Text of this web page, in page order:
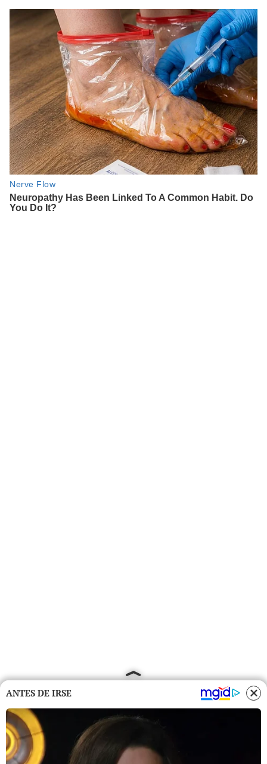
ANTES DE IRSE